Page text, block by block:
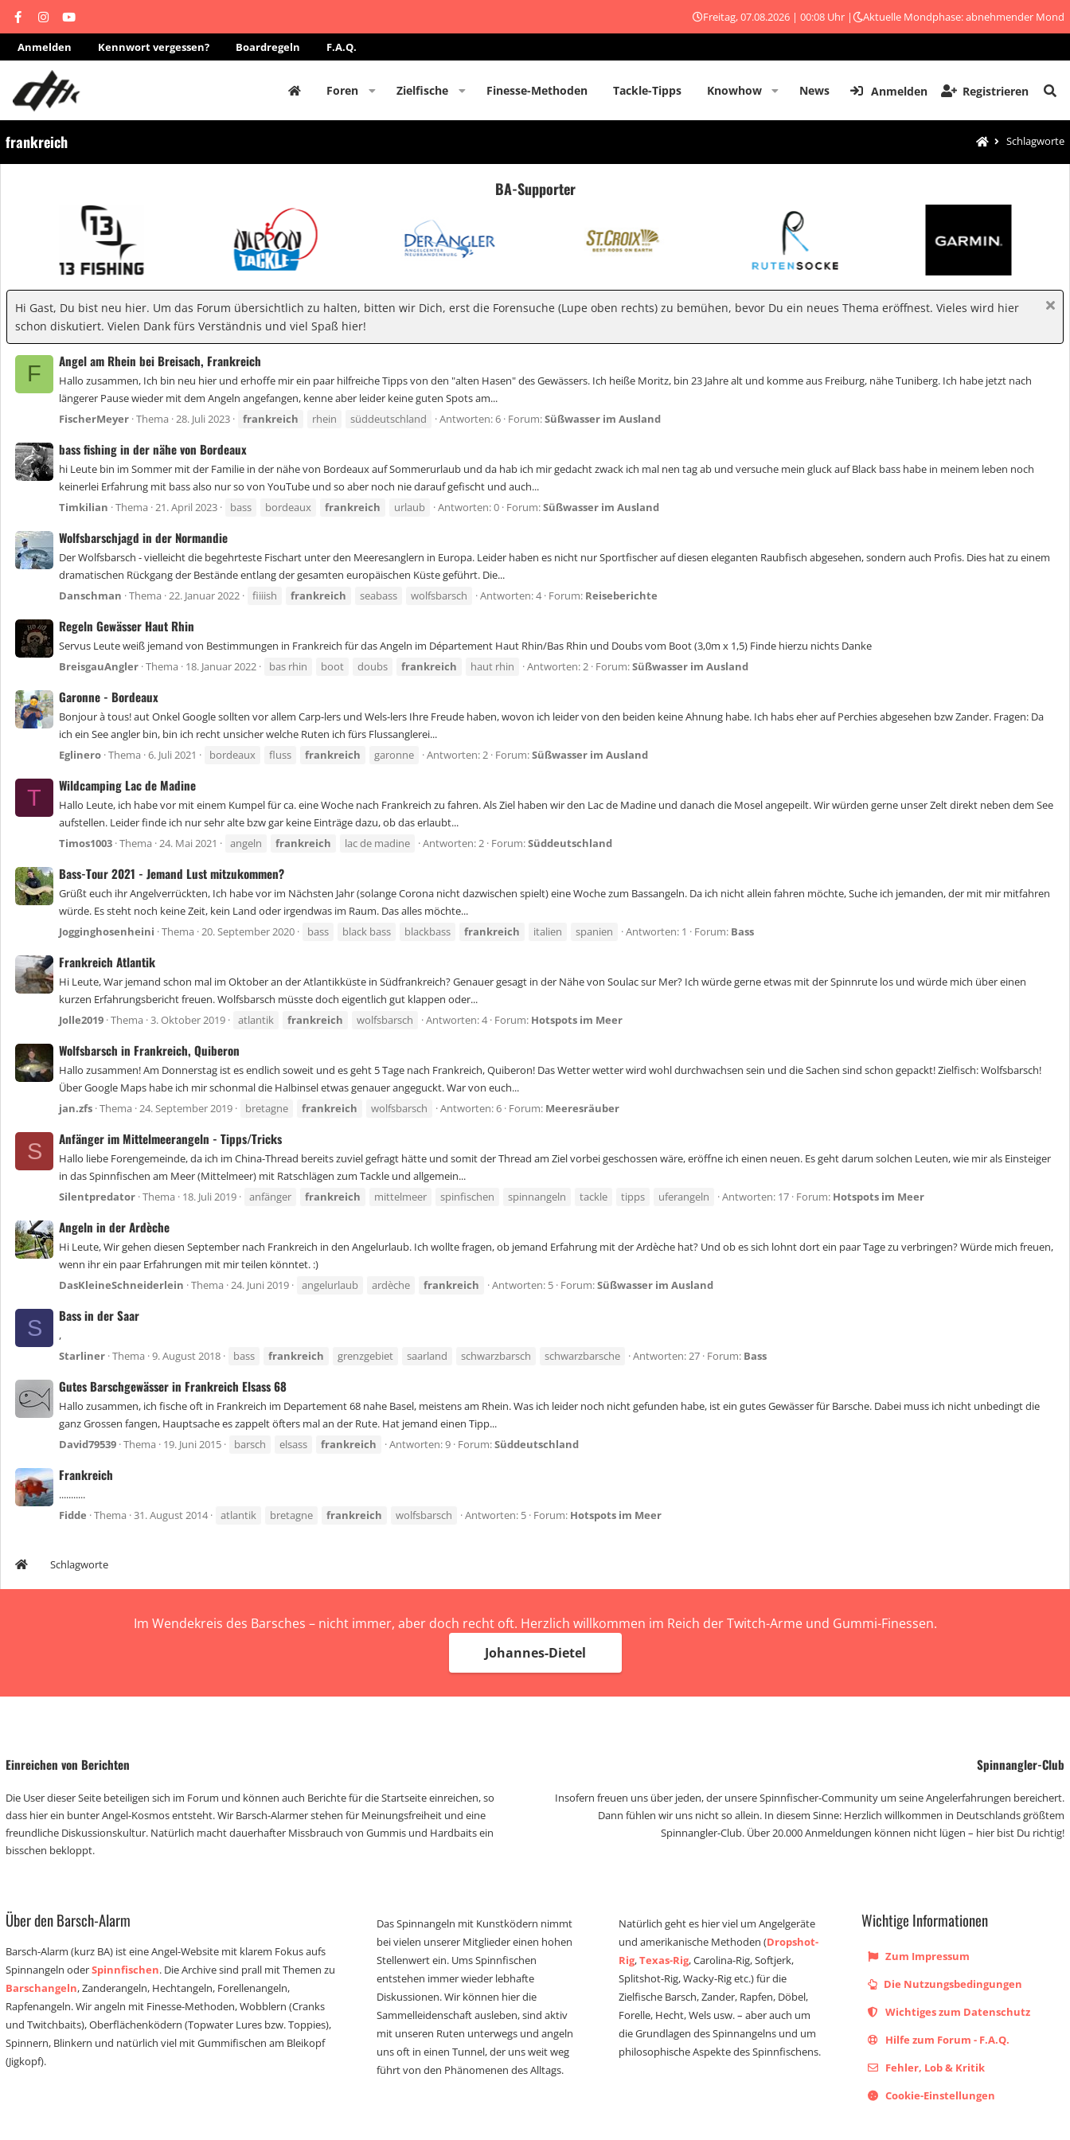
Freitag, 07.08.2026 | 00:08 Uhr | Aktuelle Mondphase: abnehmender Mond
Anmelden Kennwort vergessen? Boardregeln F.A.Q.
Foren Zielfische Finesse-Methoden Tackle-Tipps Knowhow News Anmelden Registrieren
frankreich Schlagworte
BA-Supporter
Hi Gast, Du bist neu hier. Um das Forum übersichtlich zu halten, bitten wir Dich, erst die Forensuche (Lupe oben rechts) zu bemühen, bevor Du ein neues Thema eröffnest. Vieles wird hier
schon diskutiert. Vielen Dank fürs Verständnis und viel Spaß hier!
F
Angel am Rhein bei Breisach, Frankreich
Hallo zusammen, Ich bin neu hier und erhoffe mir ein paar hilfreiche Tipps von den "alten Hasen" des Gewässers. Ich heiße Moritz, bin 23 Jahre alt und komme aus Freiburg, nähe Tuniberg. Ich habe jetzt nach
längerer Pause wieder mit dem Angeln angefangen, kenne aber leider keine guten Spots am...
FischerMeyer Thema 28. Juli 2023 frankreich rhein süddeutschland Antworten: 6 Forum:Süßwasser im Ausland
bass fishing in der nähe von Bordeaux
hi Leute bin im Sommer mit der Familie in der nähe von Bordeaux auf Sommerurlaub und da hab ich mir gedacht zwack ich mal nen tag ab und versuche mein gluck auf Black bass habe in meinem leben noch
keinerlei Erfahrung mit bass also nur so von YouTube und so aber noch nie darauf gefischt und auch...
Timkilian Thema 21. April 2023 bass bordeaux frankreich urlaub Antworten: 0 Forum:Süßwasser im Ausland
Wolfsbarschjagd in der Normandie
Der Wolfsbarsch - vielleicht die begehrteste Fischart unter den Meeresanglern in Europa. Leider haben es nicht nur Sportfischer auf diesen eleganten Raubfisch abgesehen, sondern auch Profis. Dies hat zu einem
dramatischen Rückgang der Bestände entlang der gesamten europäischen Küste geführt. Die...
Danschman Thema 22. Januar 2022 fiiiish frankreich seabass wolfsbarsch Antworten: 4 Forum: Reiseberichte
Regeln Gewässer Haut Rhin
Servus Leute weiß jemand von Bestimmungen in Frankreich für das Angeln im Département Haut Rhin/Bas Rhin und Doubs vom Boot (3,0m x 1,5) Finde hierzu nichts Danke
BreisgauAngler Thema 18. Januar 2022 bas rhin boot doubs frankreich haut rhin Antworten: 2 Forum:Süßwasser im Ausland
Garonne - Bordeaux
Bonjour à tous! aut Onkel Google sollten vor allem Carp-lers und Wels-lers Ihre Freude haben, wovon ich leider von den beiden keine Ahnung habe. Ich habs eher auf Perchies abgesehen bzw Zander. Fragen: Da
ich ein See angler bin, bin ich recht unsicher welche Ruten ich fürs Flussanglerei...
Eglinero Thema 6. Juli 2021 bordeaux fluss frankreich garonne Antworten: 2 Forum:Süßwasser im Ausland
T
Wildcamping Lac de Madine
Hallo Leute, ich habe vor mit einem Kumpel für ca. eine Woche nach Frankreich zu fahren. Als Ziel haben wir den Lac de Madine und danach die Mosel angepeilt. Wir würden gerne unser Zelt direkt neben dem See
aufstellen. Leider finde ich nur sehr alte bzw gar keine Einträge dazu, ob das erlaubt...
Timos1003 Thema 24. Mai 2021 angeln frankreich lac de madine Antworten: 2 Forum:Süddeutschland
Bass-Tour 2021 - Jemand Lust mitzukommen?
Grüßt euch ihr Angelverrückten, Ich habe vor im Nächsten Jahr (solange Corona nicht dazwischen spielt) eine Woche zum Bassangeln. Da ich nicht allein fahren möchte, Suche ich jemanden, der mit mir mitfahren
würde. Es steht noch keine Zeit, kein Land oder irgendwas im Raum. Das alles möchte...
Jogginghosenheini Thema 20. September 2020 bass black bass blackbass frankreich italien spanien Antworten: 1 Forum: Bass
Frankreich Atlantik
Hi Leute, War jemand schon mal im Oktober an der Atlantikküste in Südfrankreich? Genauer gesagt in der Nähe von Soulac sur Mer? Ich würde gerne etwas mit der Spinnrute los und würde mich über einen
kurzen Erfahrungsbericht freuen. Wolfsbarsch müsste doch eigentlich gut klappen oder...
Jolle2019 Thema 3. Oktober 2019 atlantik frankreich wolfsbarsch Antworten: 4 Forum: Hotspots im Meer
Wolfsbarsch in Frankreich, Quiberon
Hallo zusammen! Am Donnerstag ist es endlich soweit und es geht 5 Tage nach Frankreich, Quiberon! Das Wetter wetter wird wohl durchwachsen sein und die Sachen sind schon gepackt! Zielfisch: Wolfsbarsch!
Über Google Maps habe ich mir schonmal die Halbinsel etwas genauer angeguckt. War von euch...
jan.zfs Thema 24. September 2019 bretagne frankreich wolfsbarsch Antworten: 6 Forum: Meeresräuber
S
Anfänger im Mittelmeerangeln - Tipps/Tricks
Hallo liebe Forengemeinde, da ich im China-Thread bereits zuviel gefragt hätte und somit der Thread am Ziel vorbei geschossen wäre, eröffne ich einen neuen. Es geht darum solchen Leuten, wie mir als Einsteiger
in das Spinnfischen am Meer (Mittelmeer) mit Ratschlägen zum Tackle und allgemein...
Silentpredator Thema 18. Juli 2019 anfänger frankreich mittelmeer spinfischen spinnangeln tackle tipps uferangeln Antworten: 17 Forum: Hotspots im Meer
Angeln in der Ardèche
Hi Leute, Wir gehen diesen September nach Frankreich in den Angelurlaub. Ich wollte fragen, ob jemand Erfahrung mit der Ardèche hat? Und ob es sich lohnt dort ein paar Tage zu verbringen? Würde mich freuen,
wenn ihr ein paar Erfahrungen mit mir teilen könntet. :)
DasKleineSchneiderlein Thema 24. Juni 2019 angelurlaub ardèche frankreich Antworten: 5 Forum:Süßwasser im Ausland
S
Bass in der Saar
,
Starliner Thema 9. August 2018 bass frankreich grenzgebiet saarland schwarzbarsch schwarzbarsche Antworten: 27 Forum: Bass
Gutes Barschgewässer in Frankreich Elsass 68
Hallo zusammen, ich fische oft in Frankreich im Departement 68 nahe Basel, meistens am Rhein. Was ich leider noch nicht gefunden habe, ist ein gutes Gewässer für Barsche. Dabei muss ich nicht unbedingt die
ganz Grossen fangen, Hauptsache es zappelt öfters mal an der Rute. Hat jemand einen Tipp...
David79539 Thema 19. Juni 2015 barsch elsass frankreich Antworten: 9 Forum:Süddeutschland
Frankreich
...........
Fidde Thema 31. August 2014 atlantik bretagne frankreich wolfsbarsch Antworten: 5 Forum: Hotspots im Meer
Schlagworte
Im Wendekreis des Barsches – nicht immer, aber doch recht oft. Herzlich willkommen im Reich der Twitch-Arme und Gummi-Finessen.
Johannes-Dietel
Einreichen von Berichten
Die User dieser Seite beteiligen sich im Forum und können auch Berichte für die Startseite einreichen, so
dass hier ein bunter Angel-Kosmos entsteht. Wir Barsch-Alarmer stehen für Meinungsfreiheit und eine
freundliche Diskussionskultur. Natürlich macht dauerhafter Missbrauch von Gummis und Hardbaits ein
bisschen bekloppt.
Spinnangler-Club
Insofern freuen uns über jeden, der unsere Spinnfischer-Community um seine Angelerfahrungen bereichert.
Dann fühlen wir uns nicht so allein. In diesem Sinne: Herzlich willkommen in Deutschlands größtem
Spinnangler-Club. Über 20.000 Anmeldungen können nicht lügen – hier bist Du richtig!
Über den Barsch-Alarm
Barsch-Alarm (kurz BA) ist eine Angel-Website mit klarem Fokus aufs
Spinnangeln oderSpinnfischen. Die Archive sind prall mit Themen zu
Barschangeln, Zanderangeln, Hechtangeln, Forellenangeln,
Rapfenangeln. Wir angeln mit Finesse-Methoden, Wobblern (Cranks
und Twitchbaits), Oberflächenködern (Topwater Lures bzw. Toppies),
Spinnern, Blinkern und natürlich viel mit Gummifischen am Bleikopf
(Jigkopf).
Das Spinnangeln mit Kunstködern nimmt
bei vielen unserer Mitglieder einen hohen
Stellenwert ein. Ums Spinnfischen
entstehen immer wieder lebhafte
Diskussionen. Wir können hier die
Sammelleidenschaft ausleben, sind aktiv
mit unseren Ruten unterwegs und angeln
uns oft in einen Tunnel, der uns weit weg
führt von den Phänomenen des Alltags.
Natürlich geht es hier viel um Angelgeräte
und amerikanische Methoden (Dropshot-
Rig,Texas-Rig, Carolina-Rig, Softjerk,
Splitshot-Rig, Wacky-Rig etc.) für die
Zielfische Barsch, Zander, Rapfen, Döbel,
Forelle, Hecht, Wels usw. – aber auch um
die Grundlagen des Spinnangelns und um
philosophische Aspekte des Spinnfischens.
Wichtige Informationen
Zum Impressum
Die Nutzungsbedingungen
Wichtiges zum Datenschutz
Hilfe zum Forum - F.A.Q.
Fehler, Lob & Kritik
Cookie-Einstellungen